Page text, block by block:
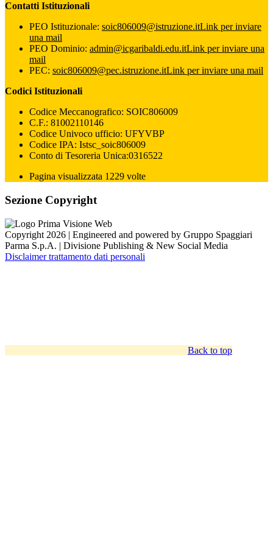
Contatti Istituzionali
PEO Istituzionale: soic806009@istruzione.itLink per inviare
una mail
PEO Dominio: admin@icgaribaldi.edu.itLink per inviare una
mail
PEC: soic806009@pec.istruzione.itLink per inviare una mail
Codici Istituzionali
Codice Meccanografico: SOIC806009
C.F.: 81002110146
Codice Univoco ufficio: UFYVBP
Codice IPA: Istsc_soic806009
Conto di Tesoreria Unica:0316522
Pagina visualizzata 1229 volte
Sezione Copyright
Copyright 2026 | Engineered and powered by Gruppo Spaggiari
Parma S.p.A. | Divisione Publishing & New Social Media
Disclaimer trattamento dati personali
Back to top